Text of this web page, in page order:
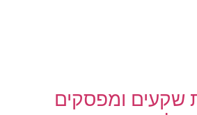
שקעים ומפסקים